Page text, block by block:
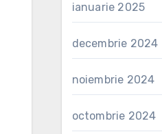
ianuarie 2025
decembrie 2024
noiembrie 2024
octombrie 2024